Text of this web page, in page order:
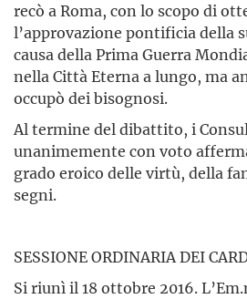
recò a Roma, con lo scopo di
l’approvazione pontificia della
causa della Prima Guerra
nella Città Eterna a lungo, ma
occupò dei bisognosi.
Al termine del dibattito, i
unanimemente con voto
grado eroico delle virtù, della
segni.
SESSIONE ORDINARIA DEI
Si riunì il 18 ottobre 2016.